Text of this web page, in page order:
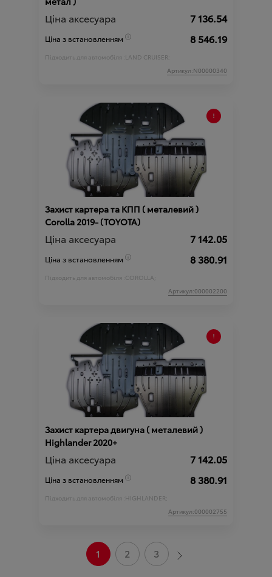
Ціна аксесуара 7 136.54
Ціна з встановленням 8 546.19
Підходить для автомобіля :LAND CRUISER;
Артикул:N00000340
Захист картера та КПП ( металевий )
Corolla 2019- (TOYOTA)
Ціна аксесуара 7 142.05
Ціна з встановленням 8 380.91
Підходить для автомобіля :COROLLA;
Артикул:000002200
Захист картера двигуна ( металевий )
Highlander 2020+
Ціна аксесуара 7 142.05
Ціна з встановленням 8 380.91
Підходить для автомобіля :HIGHLANDER;
Артикул:000002755
1 2 3